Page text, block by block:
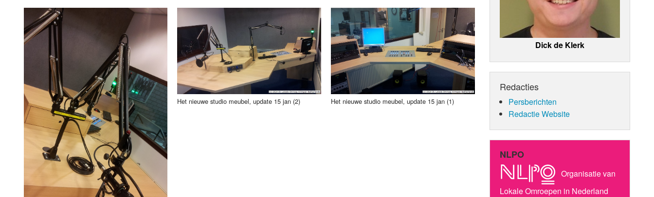
Het nieuwe studio meubel, update 15 jan (2) Het nieuwe studio meubel, update 15 jan (1)
Dick de Klerk
Redacties
Persberichten
Redactie Website
NLPO
Organisatie van
Lokale Omroepen in Nederland